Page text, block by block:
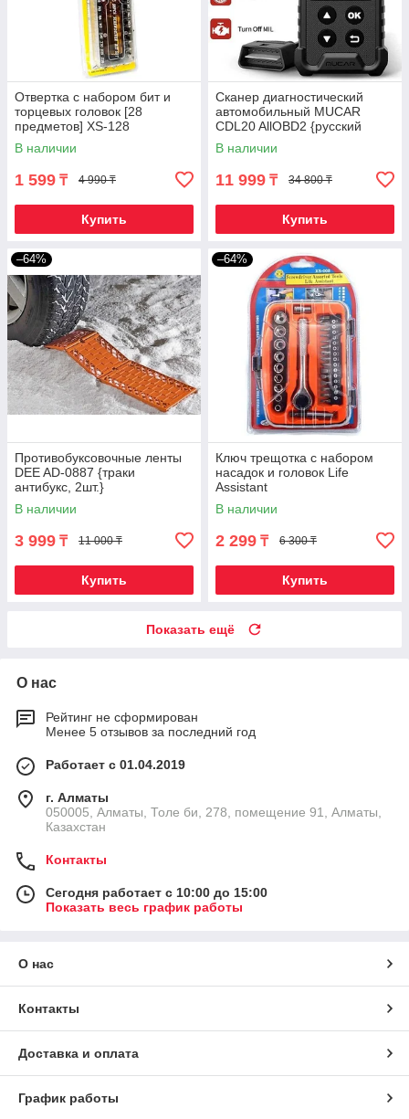
Отвертка с набором бит и
торцевых головок [28
предметов] XS-128
В наличии
1 599 ₸ 4 990 ₸
Купить
Сканер диагностический
автомобильный MUCAR
CDL20 AllOBD2 {русский
язык, цветной экран}
В наличии
11 999 ₸ 34 800 ₸
Купить
–64%
Противобуксовочные ленты
DEE AD-0887 {траки
антибукс, 2шт.}
В наличии
3 999 ₸ 11 000 ₸
Купить
–64%
Ключ трещотка с набором
насадок и головок Life
Assistant
В наличии
2 299 ₸ 6 300 ₸
Купить
Показать ещё
О нас
Рейтинг не сформирован
Менее 5 отзывов за последний год
Работает с 01.04.2019
г. Алматы
050005, Алматы, Толе би, 278, помещение 91, Алматы,
Казахстан
Контакты
Сегодня работает с 10:00 до 15:00
Показать весь график работы
О нас
Контакты
Доставка и оплата
График работы